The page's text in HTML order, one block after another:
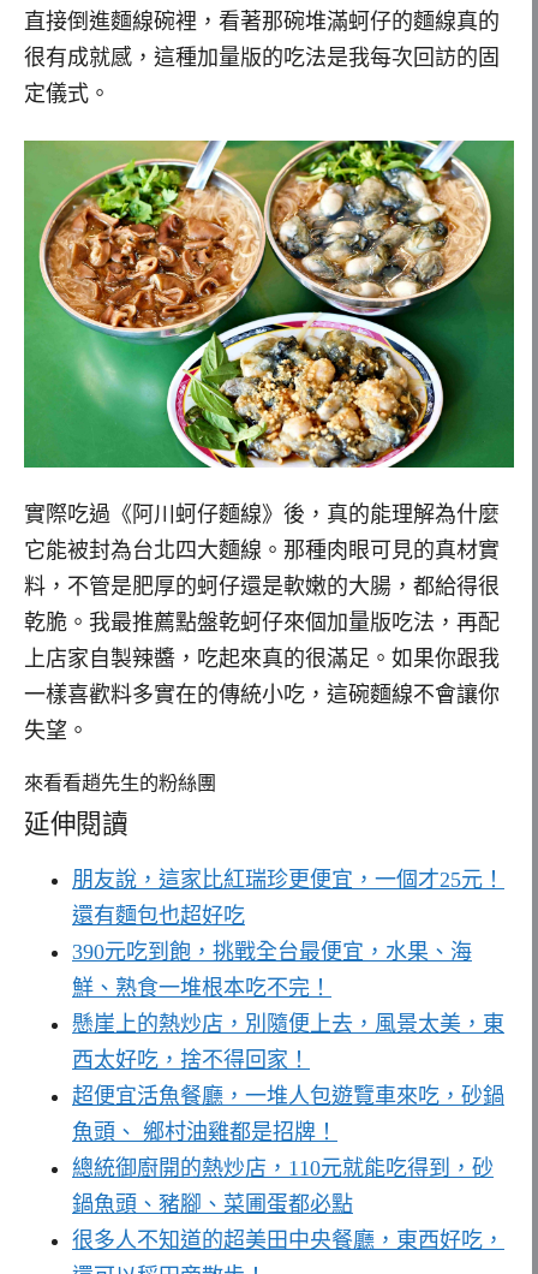
直接倒進麵線碗裡，看著那碗堆滿蚵仔的麵線真的
很有成就感，這種加量版的吃法是我每次回訪的固
定儀式。
實際吃過《阿川蚵仔麵線》後，真的能理解為什麼
它能被封為台北四大麵線。那種肉眼可見的真材實
料，不管是肥厚的蚵仔還是軟嫩的大腸，都給得很
乾脆。我最推薦點盤乾蚵仔來個加量版吃法，再配
上店家自製辣醬，吃起來真的很滿足。如果你跟我
一樣喜歡料多實在的傳統小吃，這碗麵線不會讓你
失望。
來看看趙先生的粉絲團
延伸閱讀
朋友說，這家比紅瑞珍更便宜，一個才25元！
還有麵包也超好吃
390元吃到飽，挑戰全台最便宜，水果、海
鮮、熟食一堆根本吃不完！
懸崖上的熱炒店，別隨便上去，風景太美，東
西太好吃，捨不得回家！
超便宜活魚餐廳，一堆人包遊覽車來吃，砂鍋
魚頭、 鄉村油雞都是招牌！
總統御廚開的熱炒店，110元就能吃得到，砂
鍋魚頭、豬腳、菜圃蛋都必點
很多人不知道的超美田中央餐廳，東西好吃，